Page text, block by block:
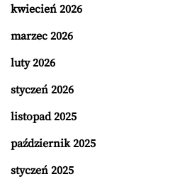
kwiecień 2026
marzec 2026
luty 2026
styczeń 2026
listopad 2025
październik 2025
styczeń 2025